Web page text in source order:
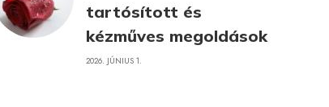
tartósított és
kézműves megoldások
2026. JÚNIUS 1.